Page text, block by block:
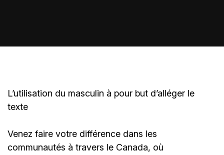
L’utilisation du masculin à pour but d’alléger le
texte
Venez faire votre différence dans les
communautés à travers le Canada, où